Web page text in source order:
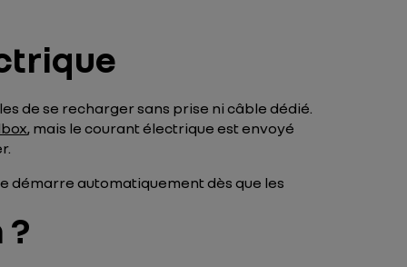
de se recharger sans prise ni câble dédié.
, mais le courant électrique est envoyé
démarre automatiquement dès que les